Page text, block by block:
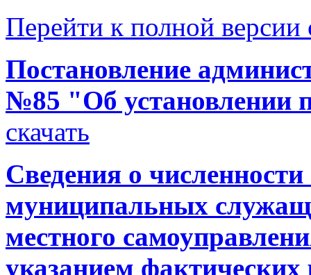
Перейти к полной версии
Постановление
№85 "Об установлении
скачать
Сведения о
муниципальных
местного
указанием фактических